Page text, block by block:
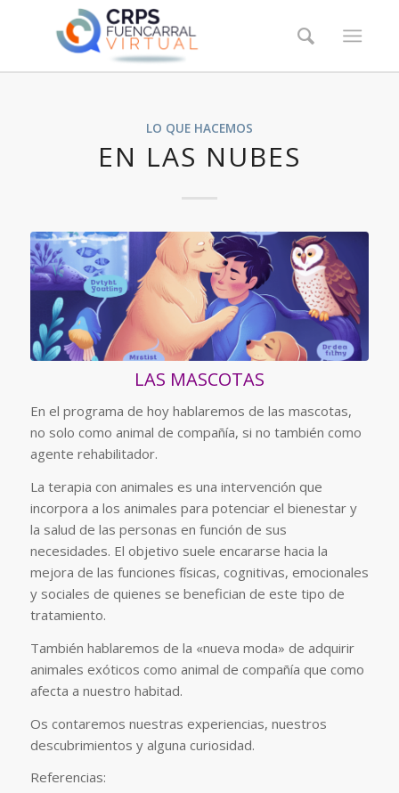
LO QUE HACEMOS
EN LAS NUBES
LAS MASCOTAS
En el programa de hoy hablaremos de las mascotas,
no solo como animal de compañía, si no también como
agente rehabilitador.
La terapia con animales es una intervención que
incorpora a los animales para potenciar el bienestar y
la salud de las personas en función de sus
necesidades. El objetivo suele encararse hacia la
mejora de las funciones físicas, cognitivas, emocionales
y sociales de quienes se benefician de este tipo de
tratamiento.
También hablaremos de la «nueva moda» de adquirir
animales exóticos como animal de compañía que como
afecta a nuestro habitad.
Os contaremos nuestras experiencias, nuestros
descubrimientos y alguna curiosidad.
Referencias: